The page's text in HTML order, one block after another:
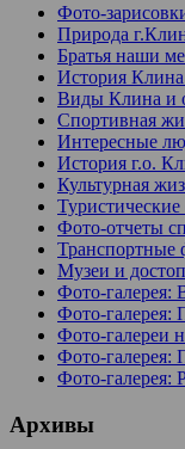
Фото-
Природа
Братья наши
История
Виды Клина и
Спортивная
Интересные
История г.о.
Культурная
Фото-отчеты
Транспортные
Музеи и
Фото-
Фото-галерея:
Фото-галереи
Фото-галерея:
Фото-галерея:
Архивы